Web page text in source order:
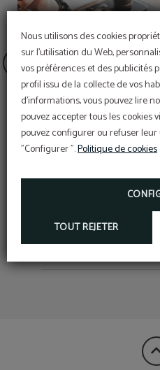
Nous utilisons des cookies
sur l'utilisation du Web,
vos préférences et des publicités
profil issu de la collecte de vos
d'informations, vous pouvez lire
pouvez accepter tous les cookies
pouvez configurer ou refuser
"Configurer ".Politique de cookies
TOUT REJETER
RÉDUCTION